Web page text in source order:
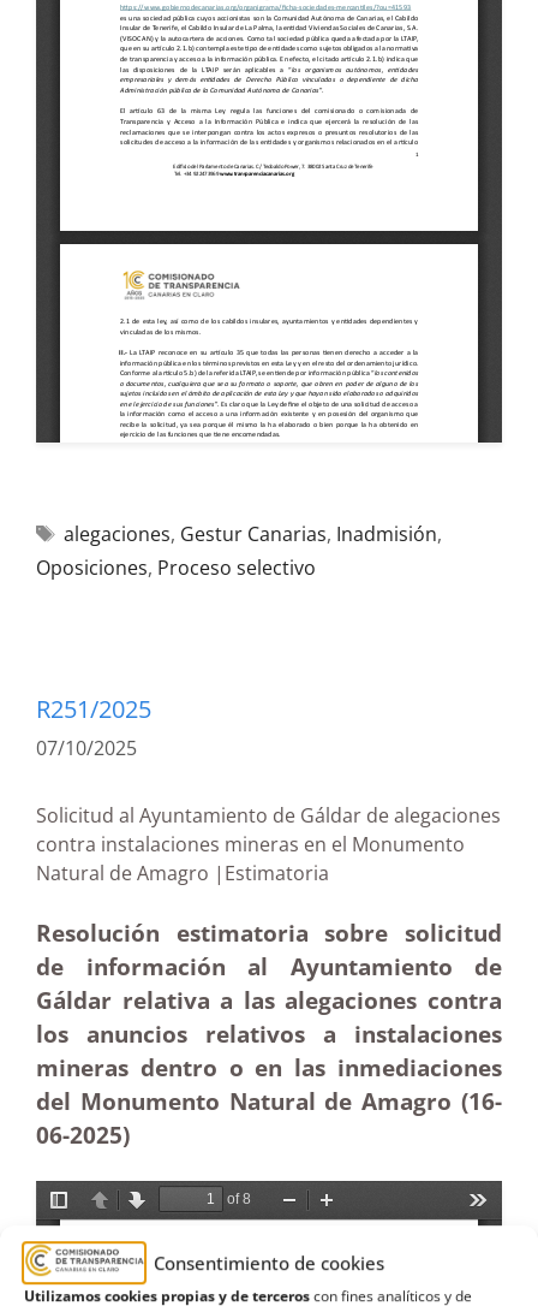
Consentimiento de cookies
Utilizamos cookies propias y de terceroscon fines analíticos y de
alegaciones, Gestur Canarias, Inadmisión,
Oposiciones, Proceso selectivo
R251/2025
07/10/2025
Solicitud al Ayuntamiento de Gáldar de alegaciones
contra instalaciones mineras en el Monumento
Natural de Amagro |Estimatoria
Resolución estimatoria sobre solicitud
de información al Ayuntamiento de
Gáldar relativa a las alegaciones contra
los anuncios relativos a instalaciones
mineras dentro o en las inmediaciones
del Monumento Natural de Amagro (16-
06-2025)